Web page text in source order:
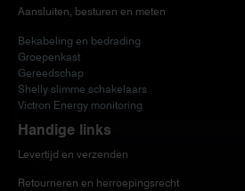
Aansluiten, besturen en meten
Bekabeling en bedrading
Groepenkast
Gereedschap
Shelly slimme schakelaars
Victron Energy monitoring
Handige links
Levertijd en verzenden
Retourneren en herroepingsrecht